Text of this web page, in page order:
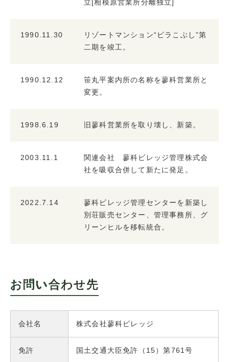
立[相模原営業所分離独立]
1990.11.30
リゾートマンション“ビラこぶし”第
二期を竣工。
1990.12.12
笹丸平案内所の名称を蓼科営業所と
変更。
1998.6.19 旧蓼科営業所を取り壊し、新築。
2003.11.1
関連会社 蓼科ビレッジ管理株式会
社を吸収合併して新たに発足。
2022.7.14
蓼科ビレッジ管理センターを新築し
別荘販売センター、管理事務所、グ
リーンヒルを移転統合。
お問い合わせ先
会社名 株式会社蓼科ビレッジ
免許 国土交通大臣免許（15）第761号